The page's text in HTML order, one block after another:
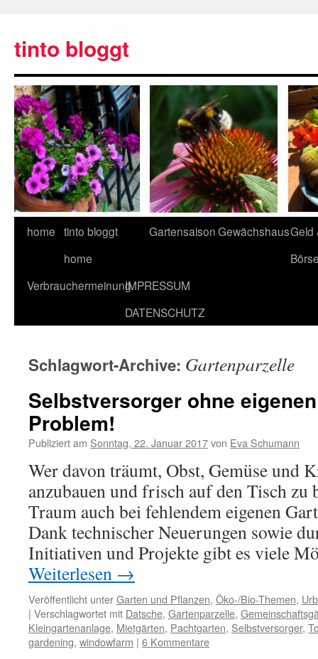
tinto bloggt
home tinto bloggt
home
GartensaisonGewächshausGeld
VerbrauchermeinungIMPRESSUM
DATENSCHUTZ
Schlagwort-Archive: Gartenparzelle
Selbstversorger ohne
Problem!
Publiziert am Sonntag, 22. Januar 2017von Eva Schumann
Wer davon träumt, Obst, Gemüse und
anzubauen und frisch auf den Tisch zu
Traum auch bei fehlendem eigenen
Dank technischer Neuerungen sowie
Initiativen und Projekte gibt es viele
Weiterlesen →
Veröffentlicht unterGarten und Pflanzen, Öko-/Bio-Themen,
| Verschlagwortet mit Datsche, Gartenparzelle,
Kleingartenanlage, Mietgärten, Pachtgarten, Selbstversorger,
gardening, windowfarm | 6 Kommentare